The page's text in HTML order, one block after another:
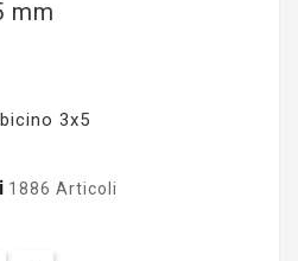
mm
3x5
1886 Articoli